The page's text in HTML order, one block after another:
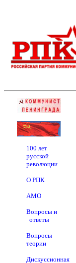
100 лет
русской
революции
О РПК
АМО
Вопросы и
ответы
Вопросы
теории
Дискуссионная